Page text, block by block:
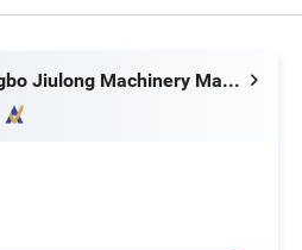
Ningbo Jiulong Machinery Manufacturing Co., Ltd.